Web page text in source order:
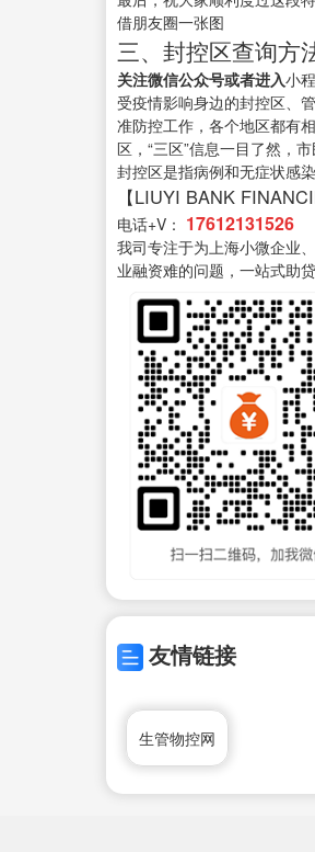
借朋友圈一张图
三、封控区查询方
关注微信公众号或者进入小
受疫情影响身边的封控区、
准防控工作，各个地区都有
区，“三区”信息一目了然，
封控区是指病例和无症状感
【LIUYI BANK
电话+V： 17612131526
我司专注于为上海小微企业
业融资难的问题，一站式助
友情链接
生管物控网